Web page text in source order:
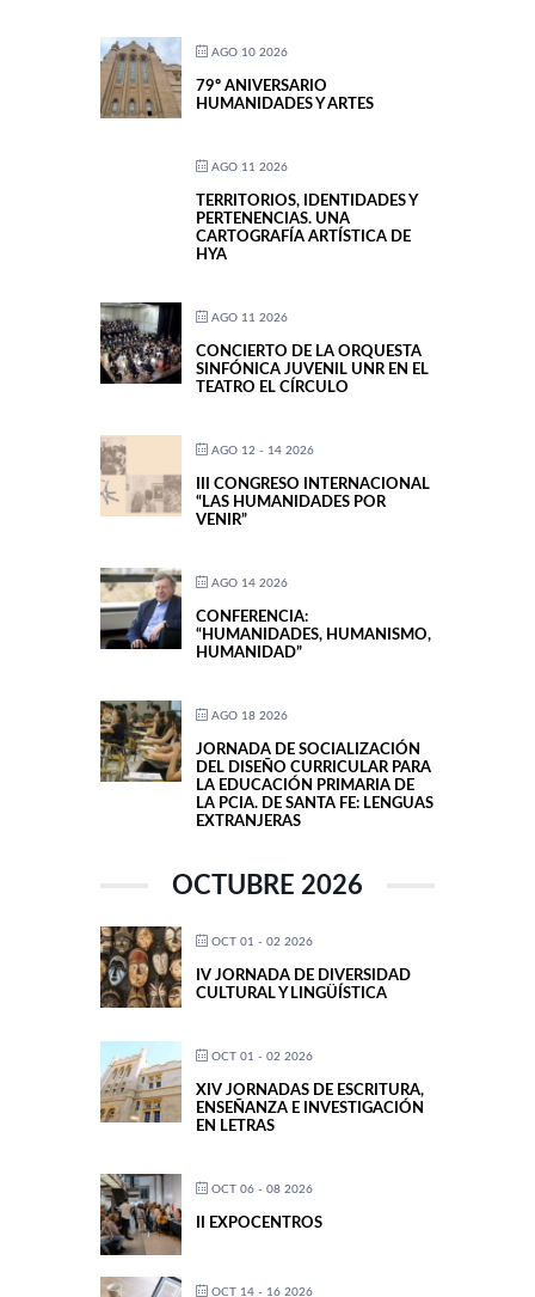
AGO 10 2026
79º ANIVERSARIO
HUMANIDADES Y ARTES
AGO 11 2026
TERRITORIOS, IDENTIDADES Y
PERTENENCIAS. UNA
CARTOGRAFÍA ARTÍSTICA DE
HYA
AGO 11 2026
CONCIERTO DE LA ORQUESTA
SINFÓNICA JUVENIL UNR EN EL
TEATRO EL CÍRCULO
AGO 12 - 14 2026
III CONGRESO INTERNACIONAL
“LAS HUMANIDADES POR
VENIR”
AGO 14 2026
CONFERENCIA:
“HUMANIDADES, HUMANISMO,
HUMANIDAD”
AGO 18 2026
JORNADA DE SOCIALIZACIÓN
DEL DISEÑO CURRICULAR PARA
LA EDUCACIÓN PRIMARIA DE
LA PCIA. DE SANTA FE: LENGUAS
EXTRANJERAS
OCTUBRE 2026
OCT 01 - 02 2026
IV JORNADA DE DIVERSIDAD
CULTURAL Y LINGÜÍSTICA
OCT 01 - 02 2026
XIV JORNADAS DE ESCRITURA,
ENSEÑANZA E INVESTIGACIÓN
EN LETRAS
OCT 06 - 08 2026
II EXPOCENTROS
OCT 14 - 16 2026